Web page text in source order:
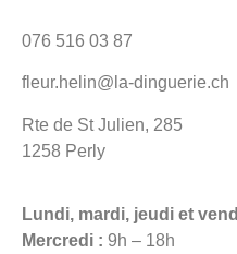
076 516 03 87
fleur.helin@la-dinguerie.ch
Rte de St Julien, 285
1258 Perly
Lundi, mardi, jeudi et
Mercredi : 9h – 18h